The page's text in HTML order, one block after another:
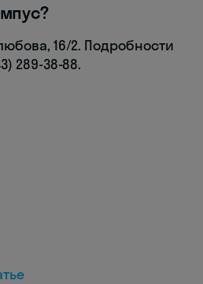
16/2. Подробности
289-38-88.